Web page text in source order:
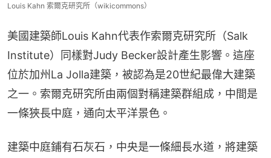
Louis Kahn 索爾克研究所（wikicommons）
美國建築師Louis Kahn代表作索爾克研究所（Salk
Institute）同樣對Judy Becker設計產生影響。這座
位於加州La Jolla建築，被認為是20世紀最偉大建築
之一。索爾克研究所由兩個對稱建築群組成，中間是
一條狹長中庭，通向太平洋景色。
建築中庭鋪有石灰石，中央是一條細長水道，將建築